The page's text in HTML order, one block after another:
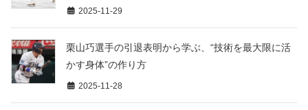
2025-11-29
栗山巧選手の引退表明から学ぶ、“技術を最大限に活
かす身体”の作り方
2025-11-28